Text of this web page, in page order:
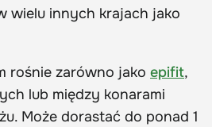
wielu innych krajach jako
rośnie zarówno jako epifit,
lub między konarami
Może dorastać do ponad 1